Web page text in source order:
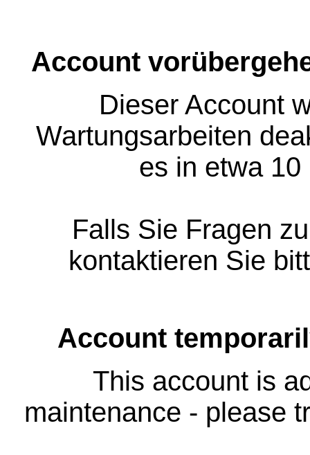
Account
Dieser Account
Wartungsarbeiten
es in etwa
Falls Sie Fragen
kontaktieren Sie
Account
This account is
maintenance - please